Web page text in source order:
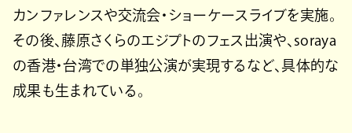
カンファレンスや交流会・ショーケースライブを実施。
その後、藤原さくらのエジプトのフェス出演や、soraya
の香港・台湾での単独公演が実現するなど、具体的な
成果も生まれている。